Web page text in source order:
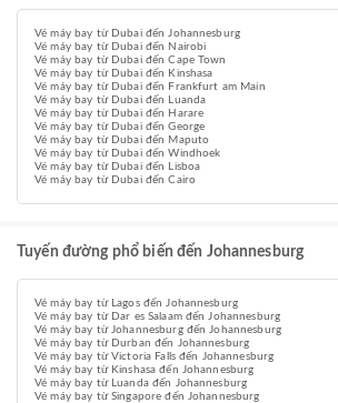
Vé máy bay từ Dubai đến Johannesburg
Vé máy bay từ Dubai đến Nairobi
Vé máy bay từ Dubai đến Cape Town
Vé máy bay từ Dubai đến Kinshasa
Vé máy bay từ Dubai đến Frankfurt am Main
Vé máy bay từ Dubai đến Luanda
Vé máy bay từ Dubai đến Harare
Vé máy bay từ Dubai đến George
Vé máy bay từ Dubai đến Maputo
Vé máy bay từ Dubai đến Windhoek
Vé máy bay từ Dubai đến Lisboa
Vé máy bay từ Dubai đến Cairo
Tuyến đường phổ biến đến Johannesburg
Vé máy bay từ Lagos đến Johannesburg
Vé máy bay từ Dar es Salaam đến Johannesburg
Vé máy bay từ Johannesburg đến Johannesburg
Vé máy bay từ Durban đến Johannesburg
Vé máy bay từ Victoria Falls đến Johannesburg
Vé máy bay từ Kinshasa đến Johannesburg
Vé máy bay từ Luanda đến Johannesburg
Vé máy bay từ Singapore đến Johannesburg